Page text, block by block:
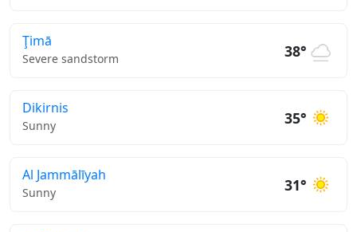
Ţimā
Severe sandstorm 38°
Dikirnis
Sunny 35°
Al Jammālīyah
Sunny 31°